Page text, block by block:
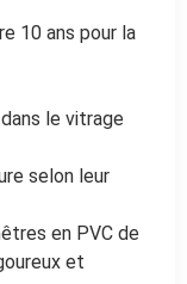
10 ans pour la
le vitrage
selon leur
en PVC de
et